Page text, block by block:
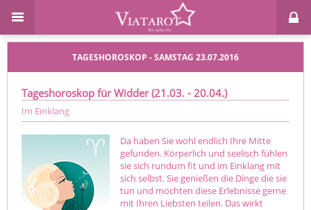
TAGESHOROSKOP - SAMSTAG 23.07.2016
Tageshoroskop für Widder (21.03. - 20.04.)
Im Einklang
Da haben Sie wohl endlich Ihre Mitte
gefunden. Körperlich und seelisch fühlen
sie sich rundum fit und im Einklang mit
sich selbst. Sie genießen die Dinge die sie
tun und möchten diese Erlebnisse gerne
mit Ihren Liebsten teilen. Das wirkt